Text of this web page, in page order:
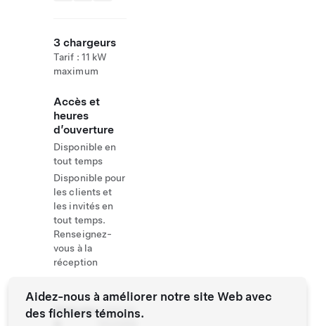
3 chargeurs
Tarif : 11 kW
maximum
Accès et
heures
d’ouverture
Disponible en
tout temps
Disponible pour
les clients et
les invités en
tout temps.
Renseignez-
vous à la
réception
Website+358 20
Aidez-nous à améliorer notre site Web avec
des fichiers témoins.